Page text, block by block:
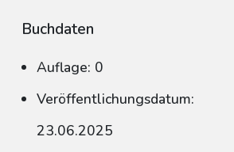
Buchdaten
Auflage: 0
Veröffentlichungsdatum:
23.06.2025